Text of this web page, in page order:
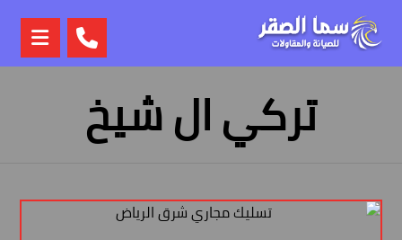
تركي ال شيخ